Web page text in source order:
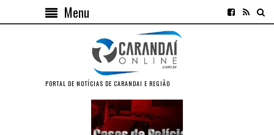
Menu
PORTAL DE NOTÍCIAS DE CARANDAI E REGIÃO